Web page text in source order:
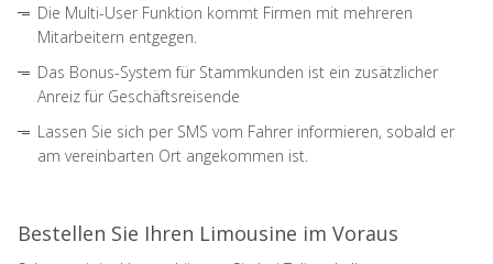
Die Multi-User Funktion kommt Firmen mit mehreren
Mitarbeitern entgegen.
Das Bonus-System für Stammkunden ist ein zusätzlicher
Anreiz für Geschäftsreisende
Lassen Sie sich per SMS vom Fahrer informieren, sobald er
am vereinbarten Ort angekommen ist.
Bestellen Sie Ihren Limousine im Voraus